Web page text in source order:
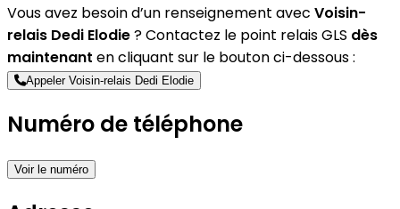
Vous avez besoin d’un renseignement avec Voisin-
relais Dedi Elodie? Contactez le point relais GLS dès
maintenant en cliquant sur le bouton ci-dessous :
Appeler Voisin-relais Dedi Elodie
Numéro de téléphone
Voir le numéro